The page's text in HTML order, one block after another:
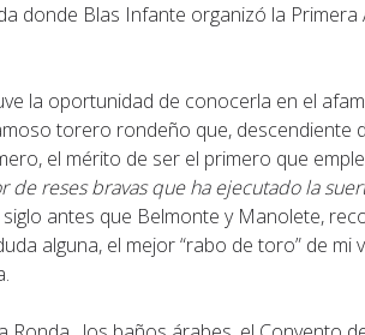
donde Blas Infante organizó la Primera
la oportunidad de conocerla en el
torero rondeño que, descendiente
el mérito de ser el primero que
de reses bravas que ha ejecutado la
siglo antes que Belmonte y Manolete,
alguna, el mejor “rabo de toro” de mi